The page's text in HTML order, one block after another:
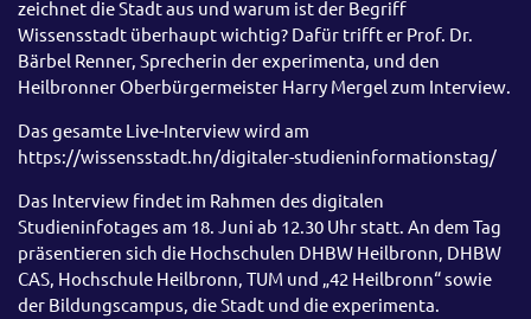
zeichnet die Stadt aus und warum ist der Begriff
Wissensstadt überhaupt wichtig? Dafür trifft er Prof. Dr.
Bärbel Renner, Sprecherin der experimenta, und den
Heilbronner Oberbürgermeister Harry Mergel zum Interview.
Das gesamte Live-Interview wird am
https://wissensstadt.hn/digitaler-studieninformationstag/
Das Interview findet im Rahmen des digitalen
Studieninfotages am 18. Juni ab 12.30 Uhr statt. An dem Tag
präsentieren sich die Hochschulen DHBW Heilbronn, DHBW
CAS, Hochschule Heilbronn, TUM und „42 Heilbronn“ sowie
der Bildungscampus, die Stadt und die experimenta.